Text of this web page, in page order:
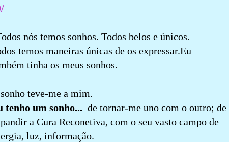
nós temos sonhos. Todos belos e únicos.
temos maneiras únicas de os expressar.Eu
tinha os meus sonhos.
teve-me a mim.
tenho um sonho... de tornar-me uno com o outro; de
a Cura Reconetiva, com o seu vasto campo de
luz, informação.